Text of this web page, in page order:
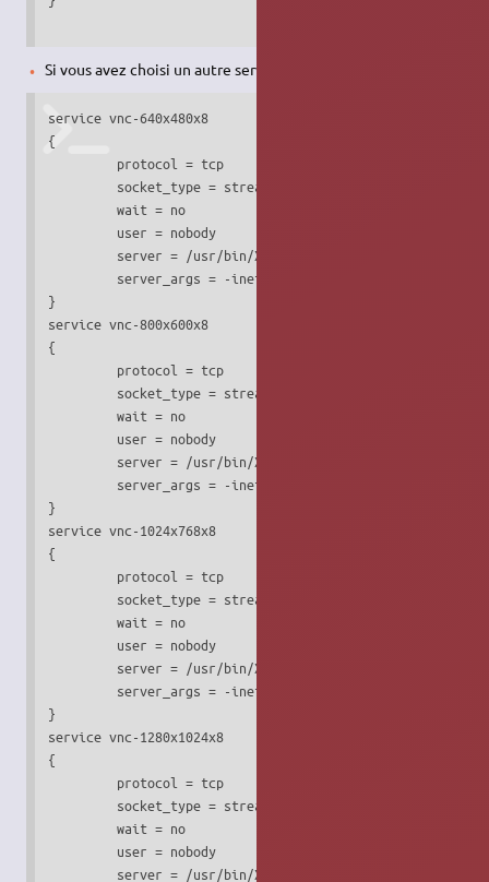
Si vous avez choisi un autre serveur
service vnc-640x480x8
{
         protocol = tcp
         socket_type = stream
         wait = no
         user = nobody
         server = /usr/bin/Xvnc
server_args = -inetd -query localhost -once -
}
service vnc-800x600x8
{
         protocol = tcp
         socket_type = stream
         wait = no
         user = nobody
         server = /usr/bin/Xvnc
server_args = -inetd -query localhost -once -
}
service vnc-1024x768x8
{
         protocol = tcp
         socket_type = stream
         wait = no
         user = nobody
         server = /usr/bin/Xvnc
server_args = -inetd -query localhost -once -
}
service vnc-1280x1024x8
{
         protocol = tcp
         socket_type = stream
         wait = no
         user = nobody
         server = /usr/bin/Xvnc